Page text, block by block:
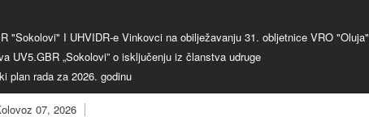
"Sokolovi" I UHVIDR-e Vinkovci na obilježavanju 31. obljetnice VRO "Oluja"
UV5.GBR „Sokolovi” o isključenju iz članstva udruge
plan rada za 2026. godinu
07, 2026